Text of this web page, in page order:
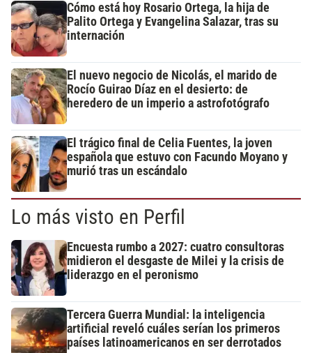
Cómo está hoy Rosario Ortega, la hija de
Palito Ortega y Evangelina Salazar, tras su
internación
El nuevo negocio de Nicolás, el marido de
Rocío Guirao Díaz en el desierto: de
heredero de un imperio a astrofotógrafo
El trágico final de Celia Fuentes, la joven
española que estuvo con Facundo Moyano y
murió tras un escándalo
Lo más visto en Perfil
Encuesta rumbo a 2027: cuatro consultoras
midieron el desgaste de Milei y la crisis de
liderazgo en el peronismo
Tercera Guerra Mundial: la inteligencia
artificial reveló cuáles serían los primeros
países latinoamericanos en ser derrotados